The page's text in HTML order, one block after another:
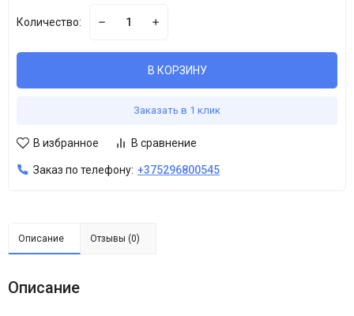
Количество:
В КОРЗИНУ
Заказать в 1 клик
В избранное В сравнение
Заказ по телефону: +375296800545
Описание Отзывы (0)
Описание